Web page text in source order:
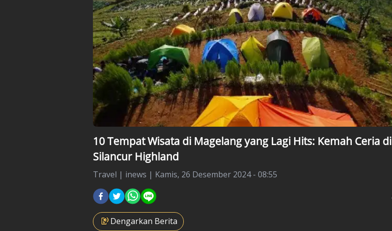
10 Tempat Wisata di Magelang yang Lagi Hits: Kemah Ceria di
Silancur Highland
Travel | inews | Kamis, 26 Desember 2024 - 08:55
Dengarkan Berita